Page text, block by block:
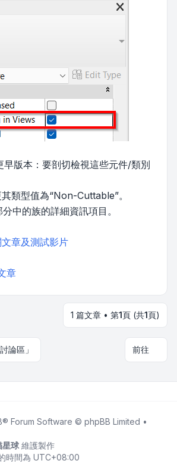
版本：要剖切檢視這些元件/類別
類型值為“Non-Cuttable”。
中的族的詳細資訊項目。
章及測試影片
章
1 篇文章 • 第1頁 (共1頁)
論區」 前往
® Forum Software © phpBB Limited •
星球 維護製作
時間為 UTC+08:00